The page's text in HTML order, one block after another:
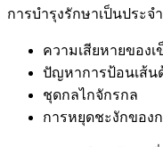
การบำรุงรักษาเป็นประจ
ความเสียหายของเ
ปัญหาการป้อนเส้น
ชุดกลไกจักรกล
การหยุดชะงักของ